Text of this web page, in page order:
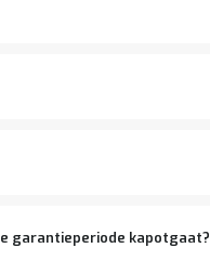
garantieperiode kapotgaat?